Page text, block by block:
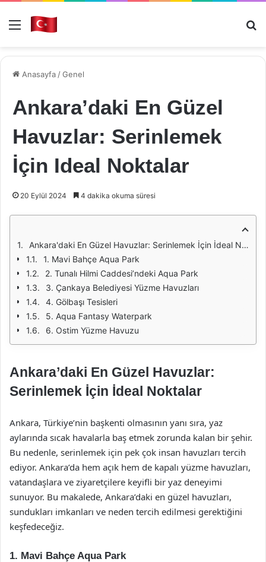
Menü
Anasayfa /Genel
Ankara’daki En Güzel
Havuzlar: Serinlemek
İçin Ideal Noktalar
20 Eylül 2024 4 dakika okuma süresi
Ankara'daki En Güzel Havuzlar: Serinlemek İçin İdeal Noktalar
1. Mavi Bahçe Aqua Park
2. Tunalı Hilmi Caddesi’ndeki Aqua Park
3. Çankaya Belediyesi Yüzme Havuzları
4. Gölbaşı Tesisleri
5. Aqua Fantasy Waterpark
6. Ostim Yüzme Havuzu
Ankara’daki En Güzel Havuzlar:
Serinlemek İçin İdeal Noktalar
Ankara, Türkiye’nin başkenti olmasının yanı sıra, yaz
aylarında sıcak havalarla baş etmek zorunda kalan bir şehir.
Bu nedenle, serinlemek için pek çok insan havuzları tercih
ediyor. Ankara’da hem açık hem de kapalı yüzme havuzları,
vatandaşlara ve ziyaretçilere keyifli bir yaz deneyimi
sunuyor. Bu makalede, Ankara’daki en güzel havuzları,
sundukları imkanları ve neden tercih edilmesi gerektiğini
keşfedeceğiz.
1. Mavi Bahçe Aqua Park